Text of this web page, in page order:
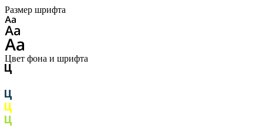
Размер шрифта
Цвет фона и шрифта